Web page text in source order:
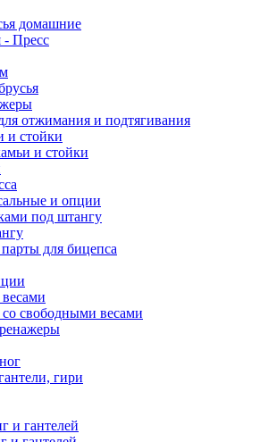
домашние
- Пресс
отжимания и подтягивания
и стойки
и стойки
и опции
под штангу
для бицепса
свободными весами
гири
и гантелей